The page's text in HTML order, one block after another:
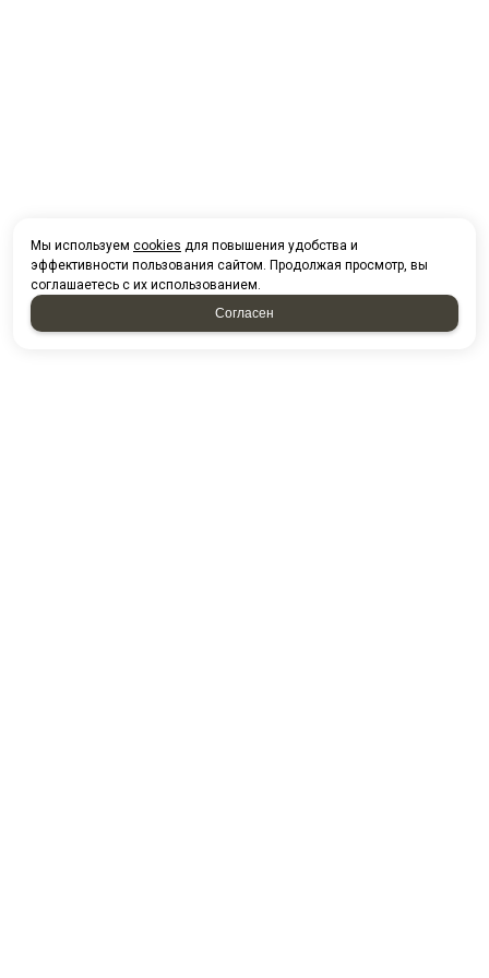
Мы используем cookies для повышения удобства и
эффективности пользования сайтом. Продолжая просмотр, вы
соглашаетесь с их использованием.
Согласен